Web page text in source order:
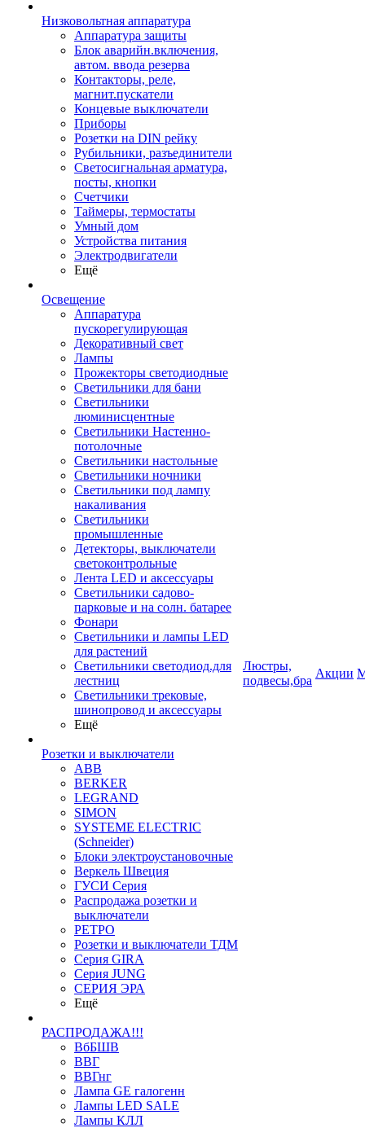
Низковольтная аппаратура
Аппаратура защиты
Блок аварийн.включения,
автом. ввода резерва
Контакторы, реле,
магнит.пускатели
Концевые выключатели
Приборы
Розетки на DIN рейку
Рубильники, разъединители
Светосигнальная арматура,
посты, кнопки
Счетчики
Таймеры, термостаты
Умный дом
Устройства питания
Электродвигатели
Ещё
Освещение
Аппаратура
пускорегулирующая
Декоративный свет
Лампы
Прожекторы светодиодные
Светильники для бани
Светильники
люминисцентные
Светильники Настенно-
потолочные
Светильники настольные
Светильники ночники
Светильники под лампу
накаливания
Светильники
промышленные
Детекторы, выключатели
светоконтрольные
Лента LED и аксессуары
Светильники садово-
парковые и на солн. батарее
Фонари
Светильники и лампы LED
для растений
Светильники светодиод.для
лестниц
Светильники трековые,
шинопровод и аксессуары
Ещё
Розетки и выключатели
ABB
BERKER
LEGRAND
SIMON
SYSTEME ELECTRIC
(Schneider)
Блоки электроустановочные
Веркель Швеция
ГУСИ Серия
Распродажа розетки и
выключатели
РЕТРО
Розетки и выключатели ТДМ
Серия GIRA
Серия JUNG
СЕРИЯ ЭРА
Ещё
РАСПРОДАЖА!!!
ВбБШВ
ВВГ
ВВГнг
Лампа GE галогенн
Лампы LED SALE
Лампы КЛЛ
Люстры,
подвесы,бра
Акции